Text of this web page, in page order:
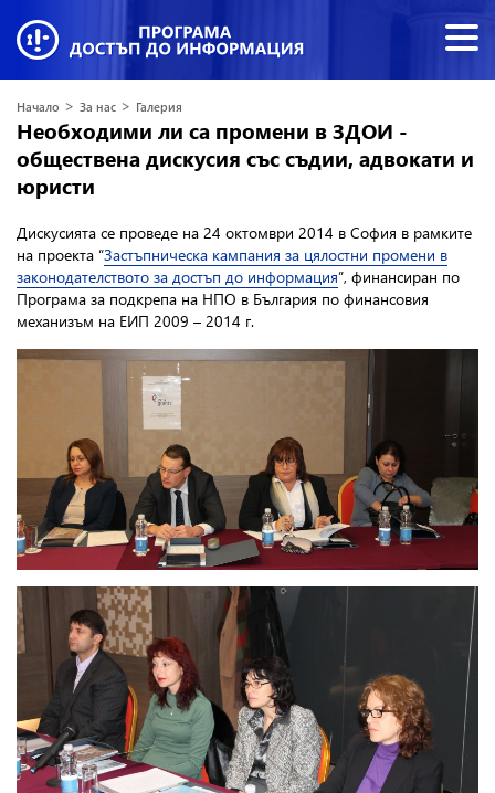
Начало > За нас > Галерия
Необходими ли са промени в ЗДОИ -
обществена дискусия със съдии, адвокати и
юристи
Дискусията се проведе на 24 октомври 2014 в София в рамките
на проекта “Застъпническа кампания за цялостни промени в
законодателството за достъп до информация”, финансиран по
Програма за подкрепа на НПО в България по финансовия
механизъм на ЕИП 2009 – 2014 г.